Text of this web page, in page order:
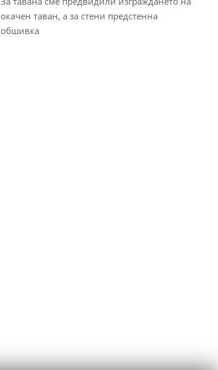
окачен таван, а за стени предстенна
обшивка